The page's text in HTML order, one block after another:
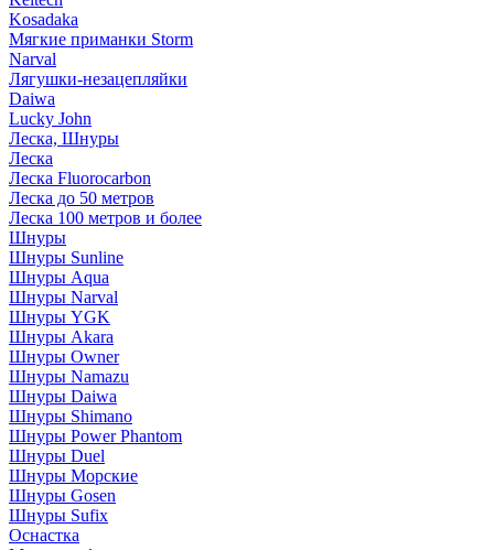
Kosadaka
Мягкие приманки Storm
Narval
Лягушки-незацепляйки
Daiwa
Lucky John
Леска, Шнуры
Леска
Леска Fluorocarbon
Леска до 50 метров
Леска 100 метров и более
Шнуры
Шнуры Sunline
Шнуры Aqua
Шнуры Narval
Шнуры YGK
Шнуры Akara
Шнуры Owner
Шнуры Namazu
Шнуры Daiwa
Шнуры Shimano
Шнуры Power Phantom
Шнуры Duel
Шнуры Морские
Шнуры Gosen
Шнуры Sufix
Оснастка